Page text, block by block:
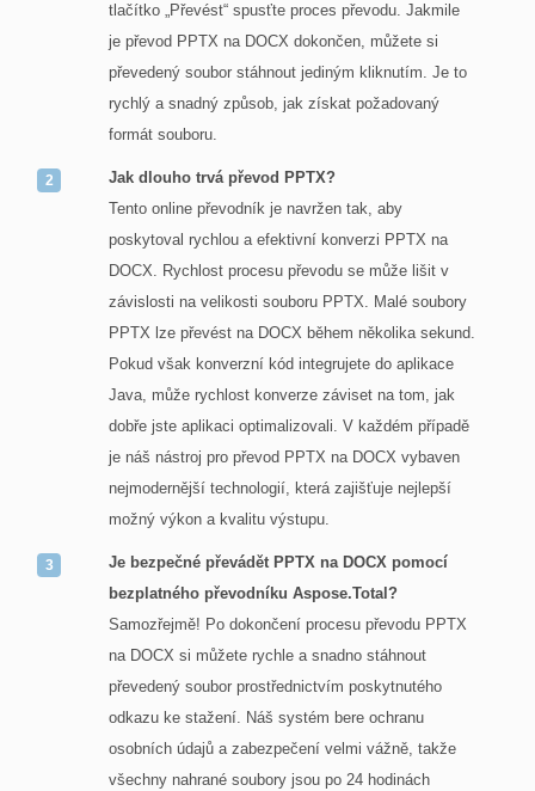
tlačítko „Převést“ spusťte proces převodu. Jakmile
je převod PPTX na DOCX dokončen, můžete si
převedený soubor stáhnout jediným kliknutím. Je to
rychlý a snadný způsob, jak získat požadovaný
formát souboru.
Jak dlouho trvá převod PPTX?
Tento online převodník je navržen tak, aby
poskytoval rychlou a efektivní konverzi PPTX na
DOCX. Rychlost procesu převodu se může lišit v
závislosti na velikosti souboru PPTX. Malé soubory
PPTX lze převést na DOCX během několika sekund.
Pokud však konverzní kód integrujete do aplikace
Java, může rychlost konverze záviset na tom, jak
dobře jste aplikaci optimalizovali. V každém případě
je náš nástroj pro převod PPTX na DOCX vybaven
nejmodernější technologií, která zajišťuje nejlepší
možný výkon a kvalitu výstupu.
Je bezpečné převádět PPTX na DOCX pomocí
bezplatného převodníku Aspose.Total?
Samozřejmě! Po dokončení procesu převodu PPTX
na DOCX si můžete rychle a snadno stáhnout
převedený soubor prostřednictvím poskytnutého
odkazu ke stažení. Náš systém bere ochranu
osobních údajů a zabezpečení velmi vážně, takže
všechny nahrané soubory jsou po 24 hodinách